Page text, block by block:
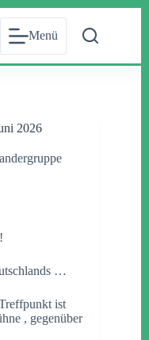
Menü
2026
…
ist
, gegenüber